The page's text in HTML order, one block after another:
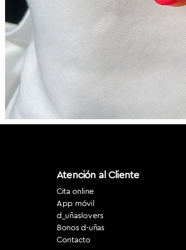
Atención al Cliente
Cita online
App móvil
d_uñaslovers
Bonos d-uñas
Contacto